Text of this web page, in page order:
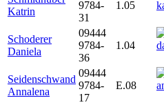
Katrin
9784-
31
1.05
Schoderer
Daniela
09444
9784-
36
1.04
Seidenschwand
Annalena
09444
9784-
17
E.08